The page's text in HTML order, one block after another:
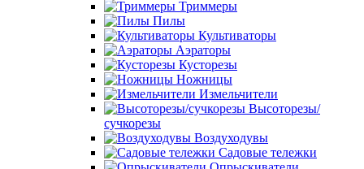
Триммеры
Пилы
Культиваторы
Аэраторы
Кусторезы
Ножницы
Измельчители
Высоторезы/
сучкорезы
Воздуходувы
Садовые тележки